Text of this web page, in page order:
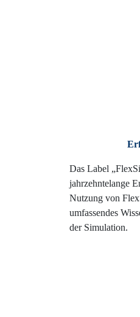
Das Label
jahrzehntelange
Nutzung von
umfassendes
der Simulation.